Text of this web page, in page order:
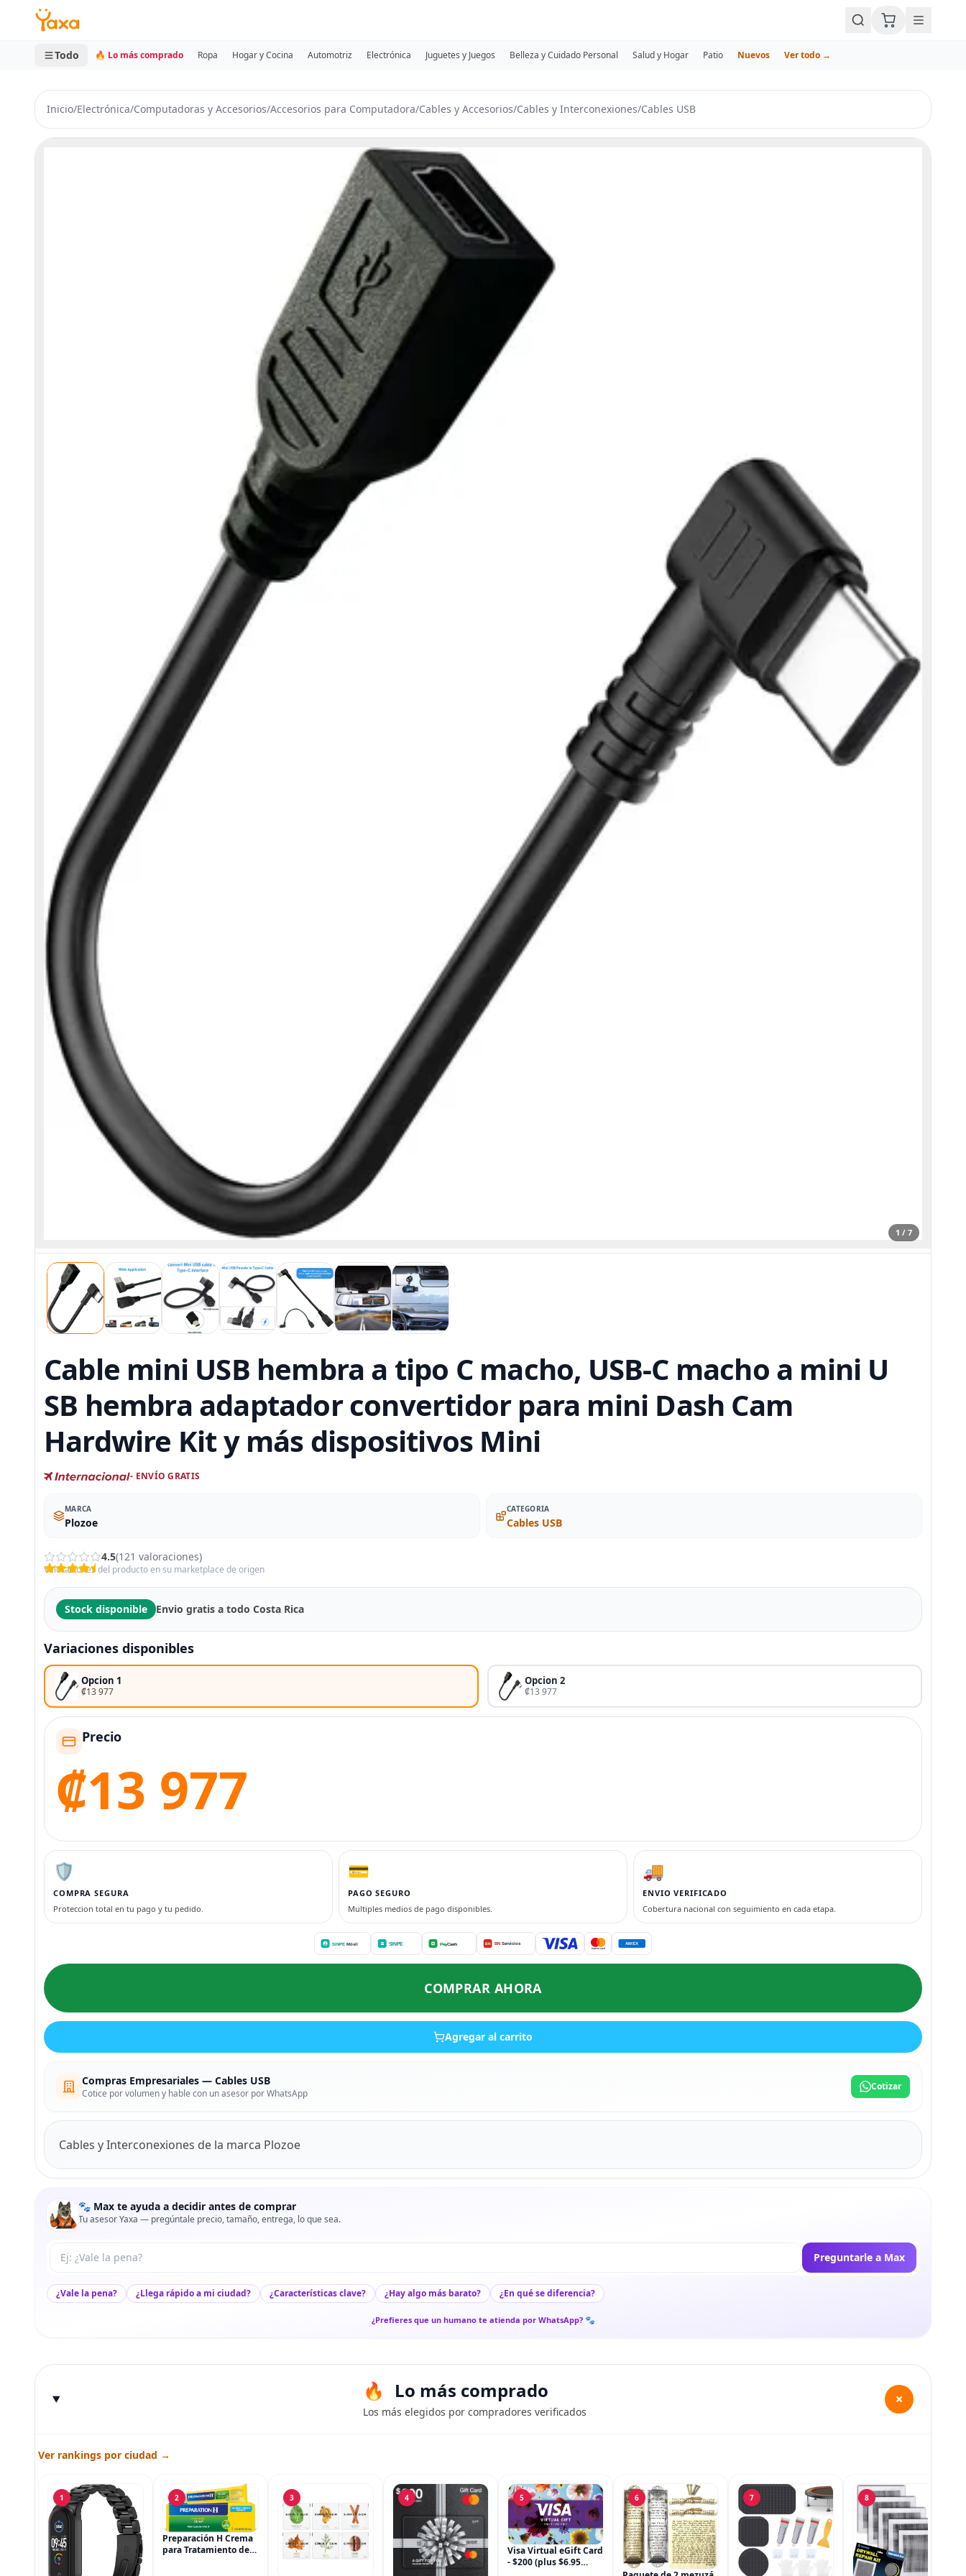
MINI CARRITO
0 productos
Todo 🔥 Lo más comprado Ropa Hogar y Cocina Automotriz Electrónica Juguetes y Juegos Belleza y Cuidado Personal Salud y Hogar Patio Nuevos Ver todo →
Inicio/Electrónica/Computadoras y Accesorios/Accesorios para Computadora/Cables y Accesorios/Cables y Interconexiones/Cables USB
1 / 7
Cable mini USB hembra a tipo C macho, USB-C macho a mini U
SB hembra adaptador convertidor para mini Dash Cam
Hardwire Kit y más dispositivos Mini
- ENVÍO GRATIS
MARCA
Plozoe
CATEGORIA
Cables USB
4.5(121 valoraciones)
Valoraciones del producto en su marketplace de origen
Stock disponible Envio gratis a todo Costa Rica
Variaciones disponibles
Opcion 1
₡13 977
Opcion 2
₡13 977
Precio
₡13 977
🛡️
COMPRA SEGURA
Proteccion total en tu pago y tu pedido.
💳
PAGO SEGURO
Multiples medios de pago disponibles.
🚚
ENVIO VERIFICADO
Cobertura nacional con seguimiento en cada etapa.
COMPRAR AHORA
Agregar al carrito
Compras Empresariales — Cables USB
Cotice por volumen y hable con un asesor por WhatsApp
Cotizar
Cables y Interconexiones de la marca Plozoe
🐾 Max te ayuda a decidir antes de comprar
Tu asesor Yaxa — pregúntale precio, tamaño, entrega, lo que sea.
Tu pregunta a Max Preguntarle a Max
¿Vale la pena? ¿Llega rápido a mi ciudad? ¿Características clave? ¿Hay algo más barato? ¿En qué se diferencia?
¿Prefieres que un humano te atienda por WhatsApp? 🐾
Lo más comprado
Los más elegidos por compradores verificados
+
Ver rankings por ciudad →
1 2
Preparación H Crema
para Tratamiento de
3 4 5
Visa Virtual eGift Card
- $200 (plus $6.95
6 7 8